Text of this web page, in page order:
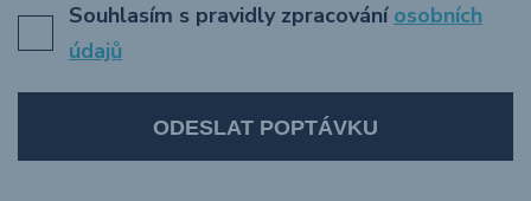
Souhlasím s pravidly zpracování osobních
údajů
ODESLAT POPTÁVKU